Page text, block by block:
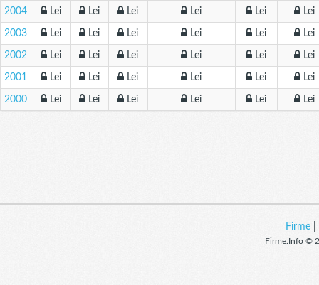
2004 Lei Lei Lei Lei Lei Lei
2003 Lei Lei Lei Lei Lei Lei
2002 Lei Lei Lei Lei Lei Lei
2001 Lei Lei Lei Lei Lei Lei
2000 Lei Lei Lei Lei Lei Lei
Firme
Firme.Info ©